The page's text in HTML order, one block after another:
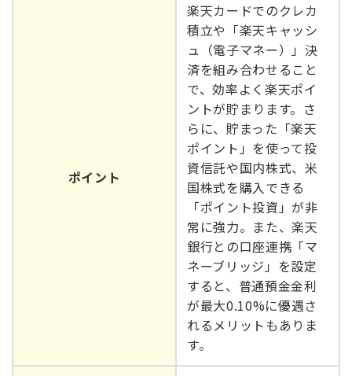
ポイント
楽天カードでのクレカ
積立や「楽天キャッシ
ュ（電子マネー）」決
済を組み合わせること
で、効率よく楽天ポイ
ントが貯まります。さ
らに、貯まった「楽天
ポイント」を使って投
資信託や国内株式、米
国株式を購入できる
「ポイント投資」が非
常に強力。また、楽天
銀行との口座連携「マ
ネーブリッジ」を設定
すると、普通預金金利
が最大0.10%に優遇さ
れるメリットもありま
す。